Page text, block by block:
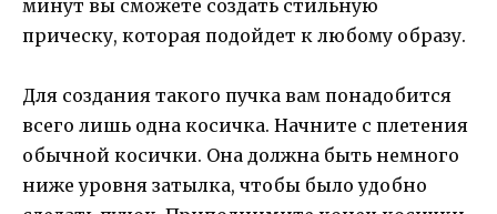
минут вы сможете создать стильную
прическу, которая подойдет к любому образу.
Для создания такого пучка вам понадобится
всего лишь одна косичка. Начните с плетения
обычной косички. Она должна быть немного
ниже уровня затылка, чтобы было удобно